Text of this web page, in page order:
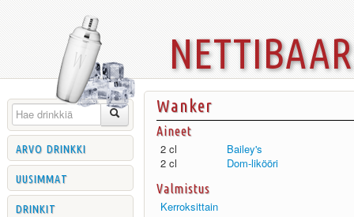
arvo drinkki
uusimmat
drinkit
Wanker
Aineet
2 cl
Bailey's
2 cl
Dom-likööri
Valmistus
Kerroksittain